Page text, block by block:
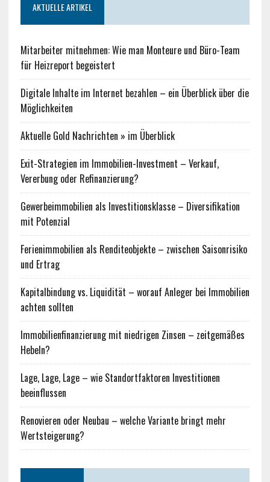
AKTUELLE ARTIKEL
Mitarbeiter mitnehmen: Wie man Monteure und Büro-Team
für Heizreport begeistert
Digitale Inhalte im Internet bezahlen – ein Überblick über die
Möglichkeiten
Aktuelle Gold Nachrichten » im Überblick
Exit-Strategien im Immobilien-Investment – Verkauf,
Vererbung oder Refinanzierung?
Gewerbeimmobilien als Investitionsklasse – Diversifikation
mit Potenzial
Ferienimmobilien als Renditeobjekte – zwischen Saisonrisiko
und Ertrag
Kapitalbindung vs. Liquidität – worauf Anleger bei Immobilien
achten sollten
Immobilienfinanzierung mit niedrigen Zinsen – zeitgemäßes
Hebeln?
Lage, Lage, Lage – wie Standortfaktoren Investitionen
beeinflussen
Renovieren oder Neubau – welche Variante bringt mehr
Wertsteigerung?